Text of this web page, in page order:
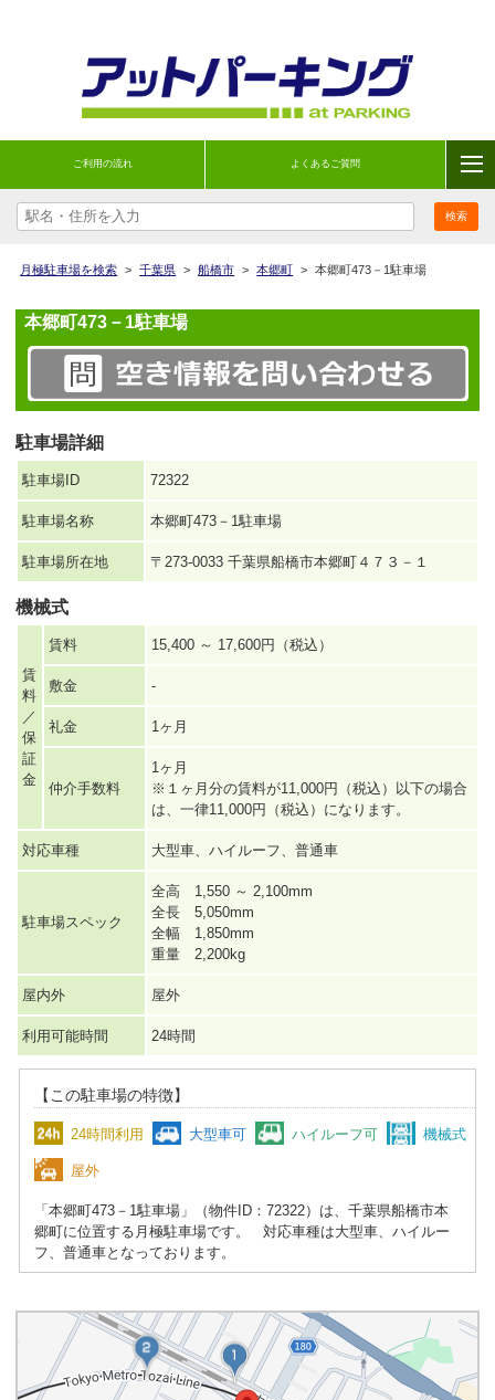
ご利用の流れ よくあるご質問
月極駐車場を検索 > 千葉県 > 船橋市 > 本郷町 > 本郷町473－1駐車場
本郷町473－1駐車場
駐車場詳細
駐車場ID 72322
駐車場名称 本郷町473－1駐車場
駐車場所在地 〒273-0033 千葉県船橋市本郷町４７３－１
機械式
賃
料
／
保
証
金
賃料 15,400 ～ 17,600円（税込）
敷金 -
礼金 1ヶ月
仲介手数料
1ヶ月
※１ヶ月分の賃料が11,000円（税込）以下の場合
は、一律11,000円（税込）になります。
対応車種 大型車、ハイルーフ、普通車
駐車場スペック
全高 1,550 ～ 2,100mm
全長 5,050mm
全幅 1,850mm
重量 2,200kg
屋内外 屋外
利用可能時間 24時間
【この駐車場の特徴】
24時間利用 大型車可 ハイルーフ可 機械式
屋外
「本郷町473－1駐車場」（物件ID：72322）は、千葉県船橋市本
郷町に位置する月極駐車場です。 対応車種は大型車、ハイルー
フ、普通車となっております。